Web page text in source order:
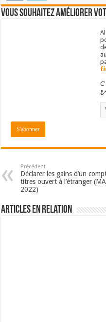
Vous souhaitez améliorer
Précédent
Déclarer les gains d’un
titres ouvert à l’étranger
2022)
Articles en relation